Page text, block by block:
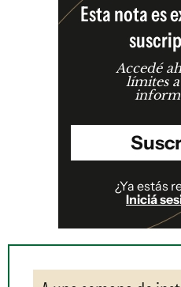
Esta nota es
Accedé
límites
¿Ya estás
Iniciá